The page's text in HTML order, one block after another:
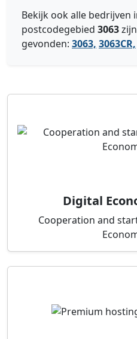
Bekijk ook alle bedrijven
postcodegebied 3063
gevonden: 3063, 3063CR,
Digital
Cooperation and